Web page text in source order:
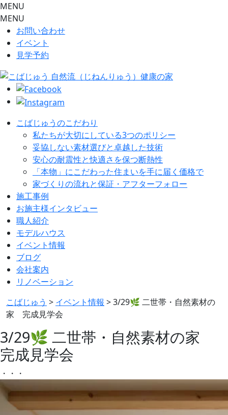
MENU
MENU
お問い合わせ
イベント
見学予約
こばじゅうのこだわり
私たちが大切にしている3つのポリシー
妥協しない素材選びと卓越した技術
安心の耐震性と快適さを保つ断熱性
「本物」にこだわった住まいを手に届く価格で
家づくりの流れと保証・アフターフォロー
施工事例
お施主様インタビュー
職人紹介
モデルハウス
イベント情報
ブログ
会社案内
リノベーション
こばじゅう > イベント情報 >3/29🌿 二世帯・自然素材の
家 完成見学会
3/29🌿 二世帯・自然素材の家
完成見学会
・ ・ ・